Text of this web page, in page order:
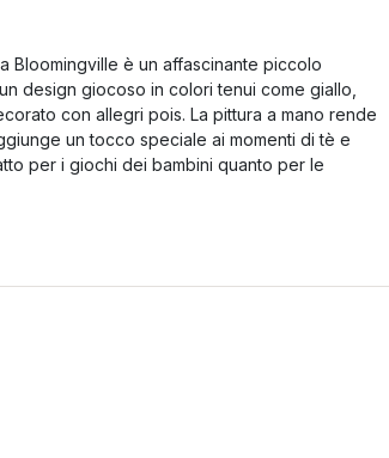
Bloomingville è un affascinante piccolo
design giocoso in colori tenui come giallo,
con allegri pois. La pittura a mano rende
un tocco speciale ai momenti di tè e
per i giochi dei bambini quanto per le